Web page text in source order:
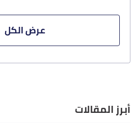
عرض الكل
أبرز المقالات